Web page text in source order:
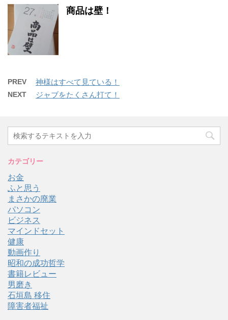
商品は壁！
PREV 神様はすべて見ている！
NEXT ジャブをたくさん打て！
カテゴリー
お金
ふと思う
まさかの廃業
パソコン
ビジネス
マインドセット
健康
動画作り
昭和の成功哲学
書籍レビュー
男磨き
石垣島 移住
障害者福祉